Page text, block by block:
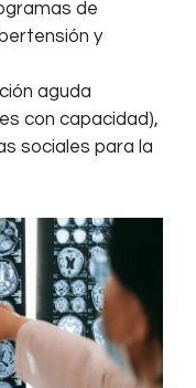
de
y
aguda
con capacidad),
sociales para la